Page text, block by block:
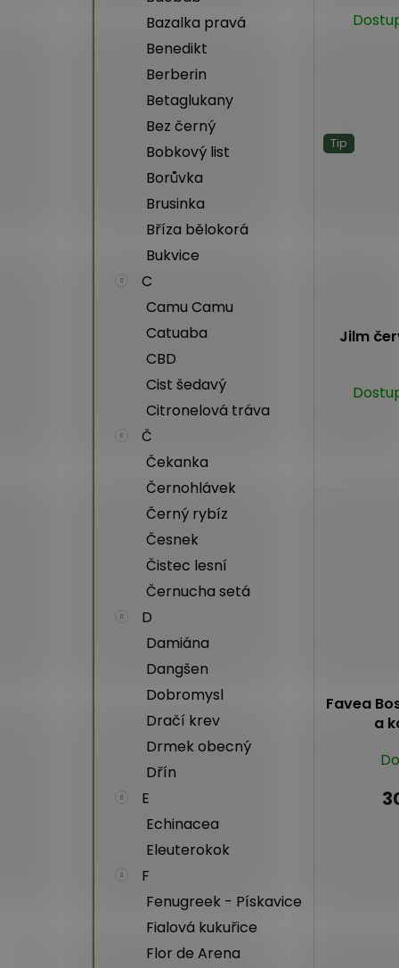
Bazalka pravá
Benedikt
Berberin
Betaglukany
Bez černý
Bobkový list
Borůvka
Brusinka
Bříza bělokorá
Bukvice
C
Camu Camu
Catuaba
CBD
Cist šedavý
Citronelová tráva
Č
Čekanka
Černohlávek
Černý rybíz
Česnek
Čistec lesní
Černucha setá
D
Damiána
Dangšen
Dobromysl
Dračí krev
Drmek obecný
Dřín
E
Echinacea
Eleuterokok
F
Fenugreek - Pískavice
Fialová kukuřice
Flor de Arena
Tip
Jilm
Favea
a